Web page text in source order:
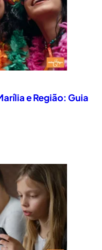
e Região: Guia